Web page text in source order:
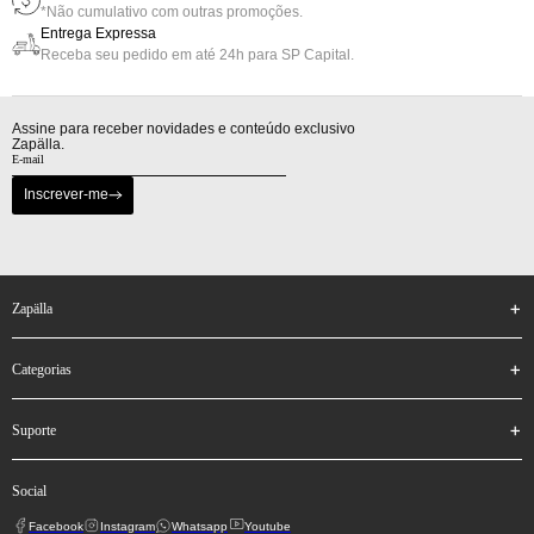
*Não cumulativo com outras promoções.
Entrega Expressa
Receba seu pedido em até 24h para SP Capital.
Assine para receber novidades e conteúdo exclusivo
Zapälla.
Inscrever-me
zapälla
categorias
suporte
social
Facebook Instagram Whatsapp Youtube